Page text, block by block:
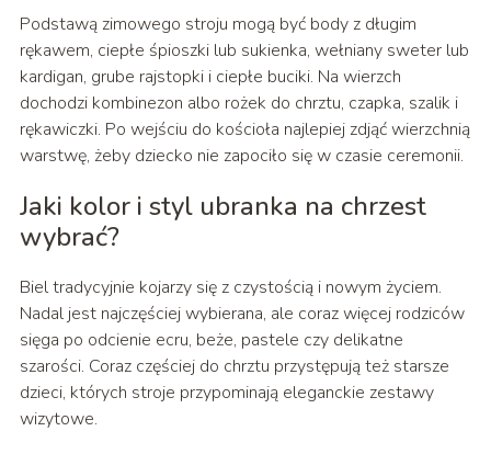
Podstawą zimowego stroju mogą być body z długim
rękawem, ciepłe śpioszki lub sukienka, wełniany sweter lub
kardigan, grube rajstopki i ciepłe buciki. Na wierzch
dochodzi kombinezon albo rożek do chrztu, czapka, szalik i
rękawiczki. Po wejściu do kościoła najlepiej zdjąć wierzchnią
warstwę, żeby dziecko nie zapociło się w czasie ceremonii.
Jaki kolor i styl ubranka na chrzest
wybrać?
Biel tradycyjnie kojarzy się z czystością i nowym życiem.
Nadal jest najczęściej wybierana, ale coraz więcej rodziców
sięga po odcienie ecru, beże, pastele czy delikatne
szarości. Coraz częściej do chrztu przystępują też starsze
dzieci, których stroje przypominają eleganckie zestawy
wizytowe.